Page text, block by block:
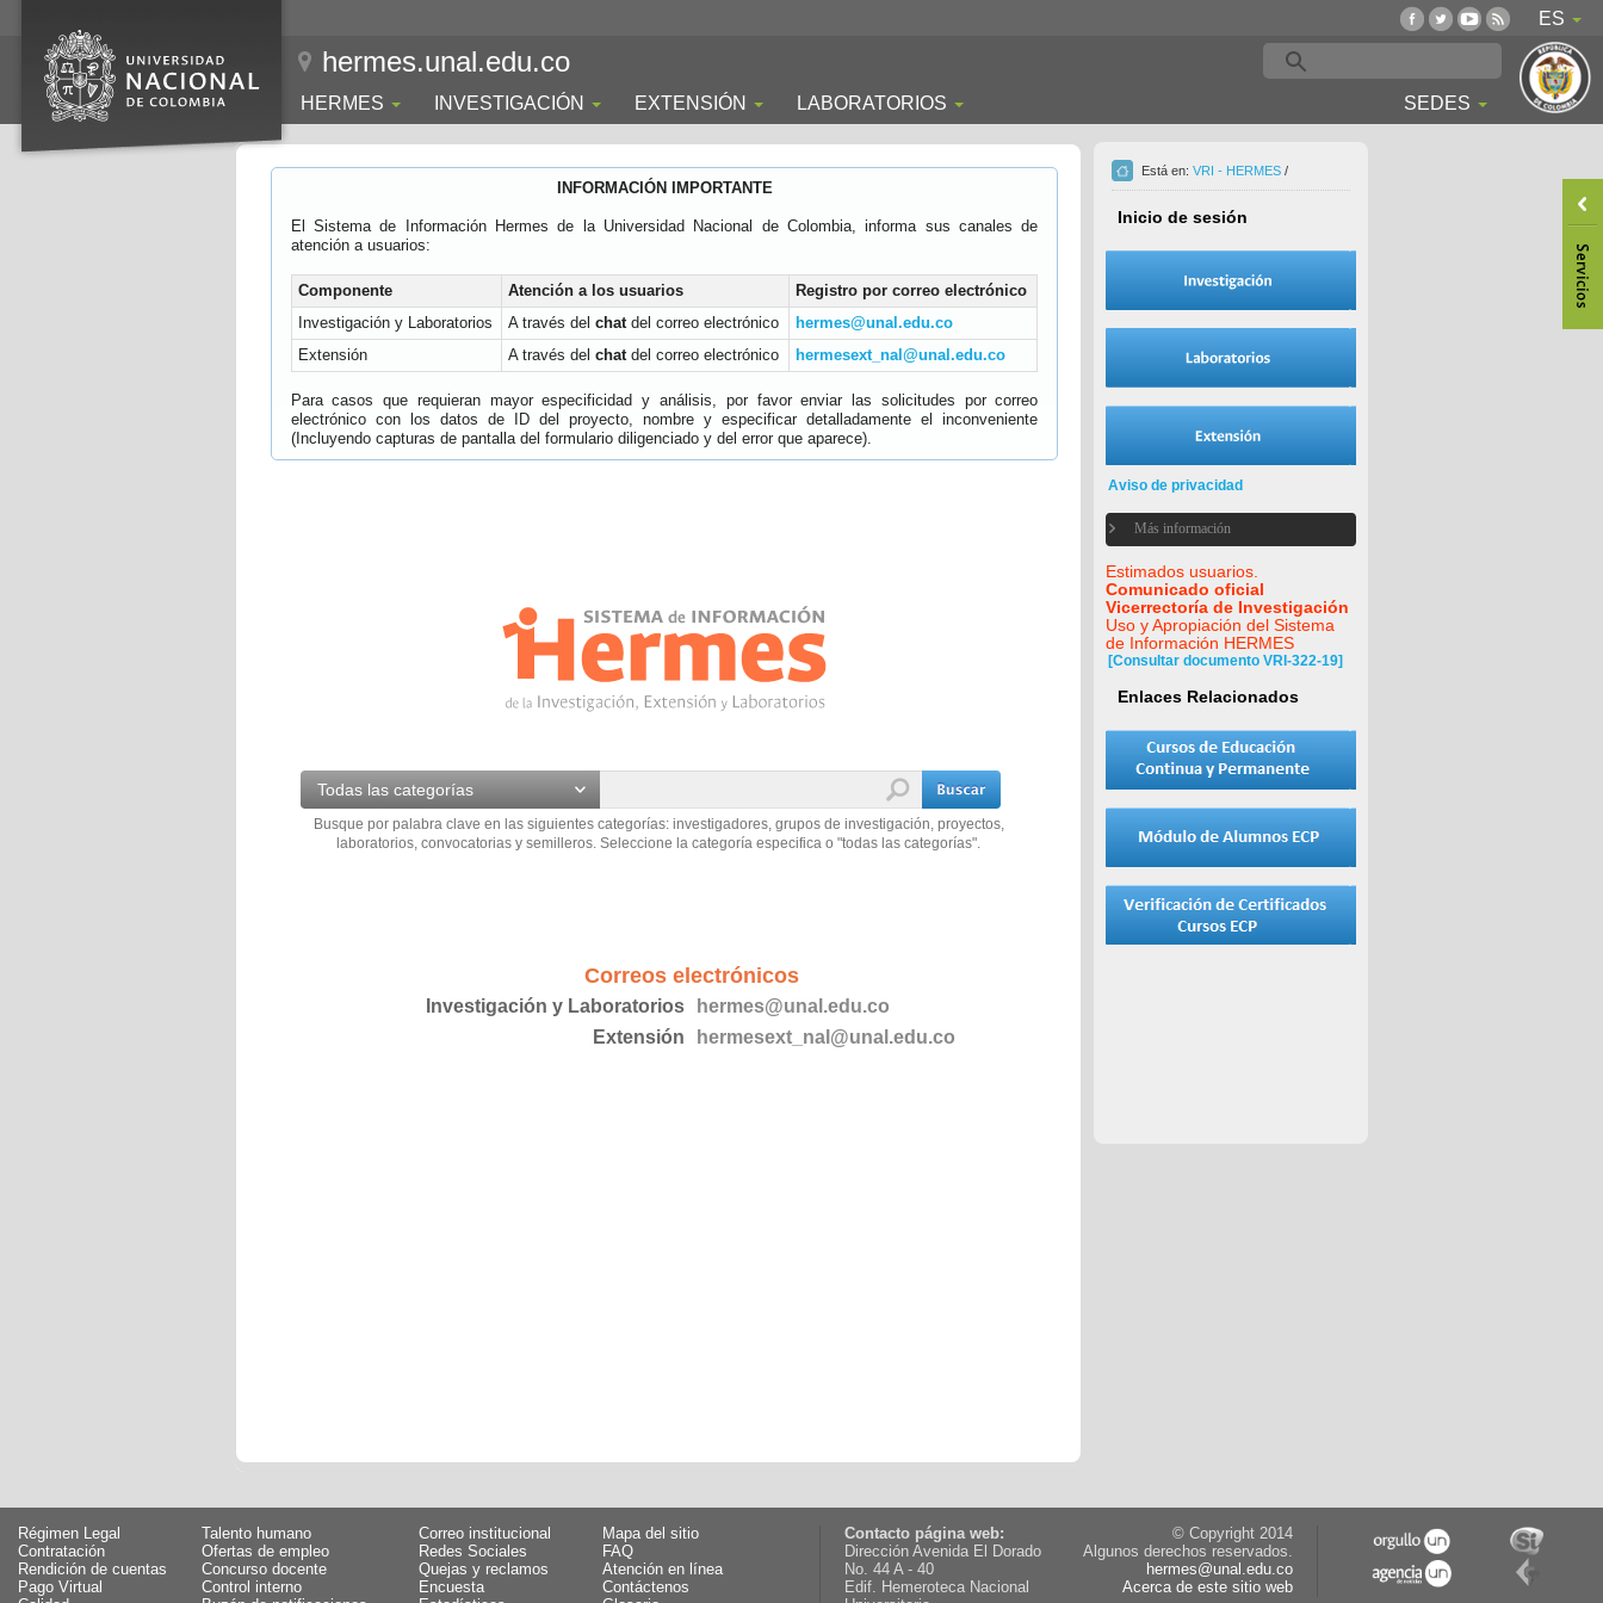
ES
hermes.unal.edu.co
HERMES INVESTIGACIÓN EXTENSIÓN LABORATORIOS SEDES
INFORMACIÓN IMPORTANTE
El Sistema de Información Hermes de la Universidad Nacional de Colombia, informa sus canales de
atención a usuarios:
Componente Atención a los usuarios
Registro por correo electrónico
Investigación y Laboratorios
A través del chatdel correo electrónico
hermes@unal.edu.co
Extensión
A través del chatdel correo electrónico hermesext_nal@unal.edu.co
Para casos que requieran mayor especificidad y análisis, por favor enviar las solicitudes por correo
electrónico con los datos de ID del proyecto, nombre y especificar detalladamente el inconveniente
(Incluyendo capturas de pantalla del formulario diligenciado y del error que aparece).
Todas las categorías
Busque por palabra clave en las siguientes categorías: investigadores, grupos de investigación, proyectos,
laboratorios, convocatorias y semilleros. Seleccione la categoría especifica o "todas las categorías".
Correos electrónicos
Investigación y Laboratorios
hermes@unal.edu.co
Extensión
hermesext_nal@unal.edu.co
Está en: VRI - HERMES /
Inicio de sesión
Aviso de privacidad
Más información
Estimados usuarios.
Comunicado oficial
Vicerrectoría de Investigación
Uso y Apropiación del Sistema
de Información HERMES
[Consultar documento VRI-322-19]
Enlaces Relacionados
Régimen Legal
Talento humano
Contratación
Ofertas de empleo
Rendición de cuentas
Concurso docente
Pago Virtual
Control interno
Correo institucional
Mapa del sitio
Redes Sociales
FAQ
Quejas y reclamos
Atención en línea
Encuesta
Contáctenos
Contacto página web:
Dirección Avenida El Dorado
No. 44 A - 40
Edif. Hemeroteca Nacional
© Copyright 2014
Algunos derechos reservados.
hermes@unal.edu.co
Acerca de este sitio web